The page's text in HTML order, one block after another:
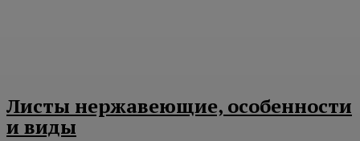
Листы нержавеющие, особенности
и виды